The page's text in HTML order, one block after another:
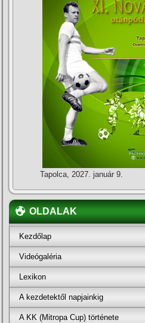
Tapolca, 2027. január 9.
OLDALAK
Kezdőlap
Videógaléria
Lexikon
A kezdetektől napjainkig
A KK (Mitropa Cup) története